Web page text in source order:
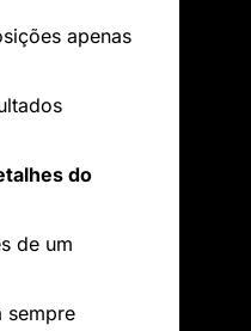
do
de um
sempre